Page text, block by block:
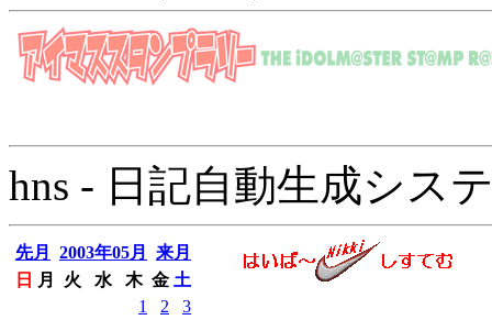
hns - 日記自動生成シス
先月 2003年05月
来月
日
月 火 水 木 金 土
1
2
3